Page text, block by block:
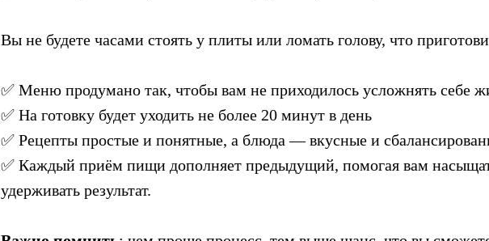
Вы не будете часами стоять у плиты или ломать голову, что
✅ Меню продумано так, чтобы вам не приходилось усложнять себе
✅ На готовку будет уходить не более 20 минут в день
✅ Рецепты простые и понятные, а блюда — вкусные и
✅ Каждый приём пищи дополняет предыдущий, помогая вам
удерживать результат.